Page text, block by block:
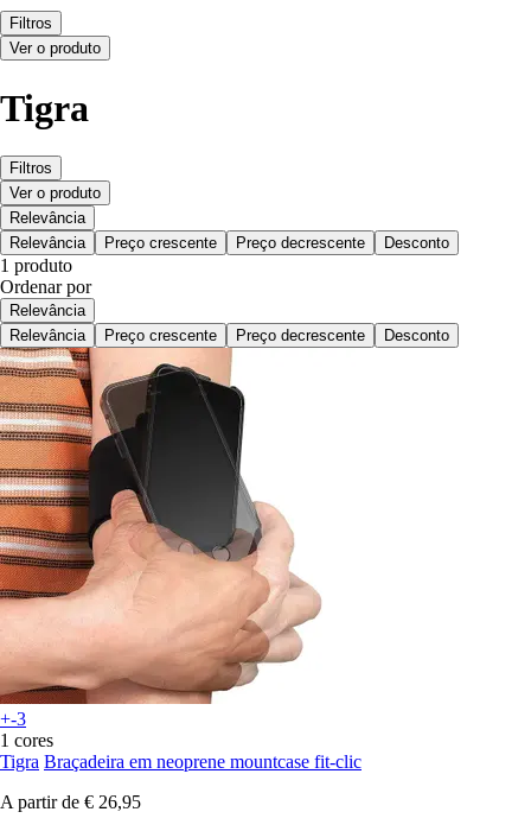
Filtros
Ver o produto
Tigra
Filtros
Ver o produto
Relevância
Relevância
Preço crescente Preço decrescente Desconto
1 produto
Ordenar por
Relevância
Relevância
Preço crescente Preço decrescente Desconto
+-3
1 cores
Tigra Braçadeira em neoprene mountcase fit-clic
A partir de € 26,95